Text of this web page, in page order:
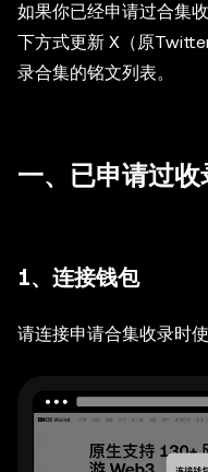
如果你已经申请过合集
下方式更新 X（原
录合集的铭文列表。
一、已申请过收
1、 连接钱包
请连接申请合集收录时使